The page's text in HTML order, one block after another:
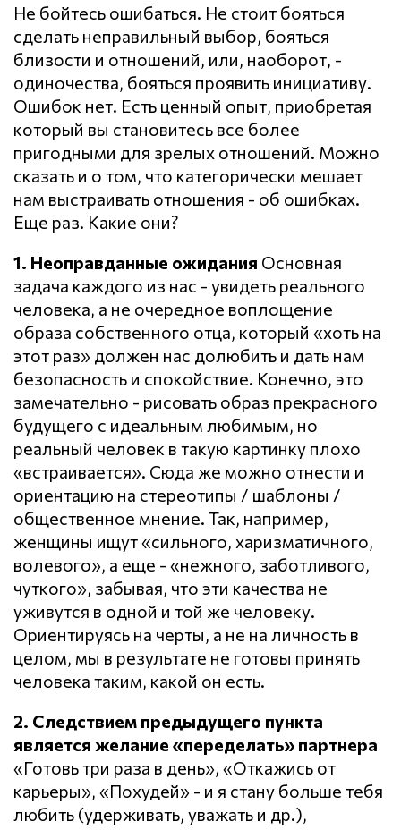
Не бойтесь ошибаться. Не стоит бояться
сделать неправильный выбор, бояться
близости и отношений, или, наоборот, -
одиночества, бояться проявить инициативу.
Ошибок нет. Есть ценный опыт, приобретая
который вы становитесь все более
пригодными для зрелых отношений. Можно
сказать и о том, что категорически мешает
нам выстраивать отношения - об ошибках.
Еще раз. Какие они?
1. Неоправданные ожидания Основная
задача каждого из нас - увидеть реального
человека, а не очередное воплощение
образа собственного отца, который «хоть на
этот раз» должен нас долюбить и дать нам
безопасность и спокойствие. Конечно, это
замечательно - рисовать образ прекрасного
будущего с идеальным любимым, но
реальный человек в такую картинку плохо
«встраивается». Сюда же можно отнести и
ориентацию на стереотипы / шаблоны /
общественное мнение. Так, например,
женщины ищут «сильного, харизматичного,
волевого», а еще - «нежного, заботливого,
чуткого», забывая, что эти качества не
уживутся в одной и той же человеку.
Ориентируясь на черты, а не на личность в
целом, мы в результате не готовы принять
человека таким, какой он есть.
2. Следствием предыдущего пункта
является желание «переделать» партнера
«Готовь три раза в день», «Откажись от
карьеры», «Похудей» - и я стану больше тебя
любить (удерживать, уважать и др.),